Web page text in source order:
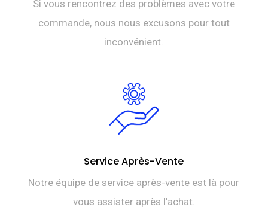
Si vous rencontrez des problèmes avec votre
commande, nous nous excusons pour tout
inconvénient.
Service Après-Vente
Notre équipe de service après-vente est là pour
vous assister après l’achat.